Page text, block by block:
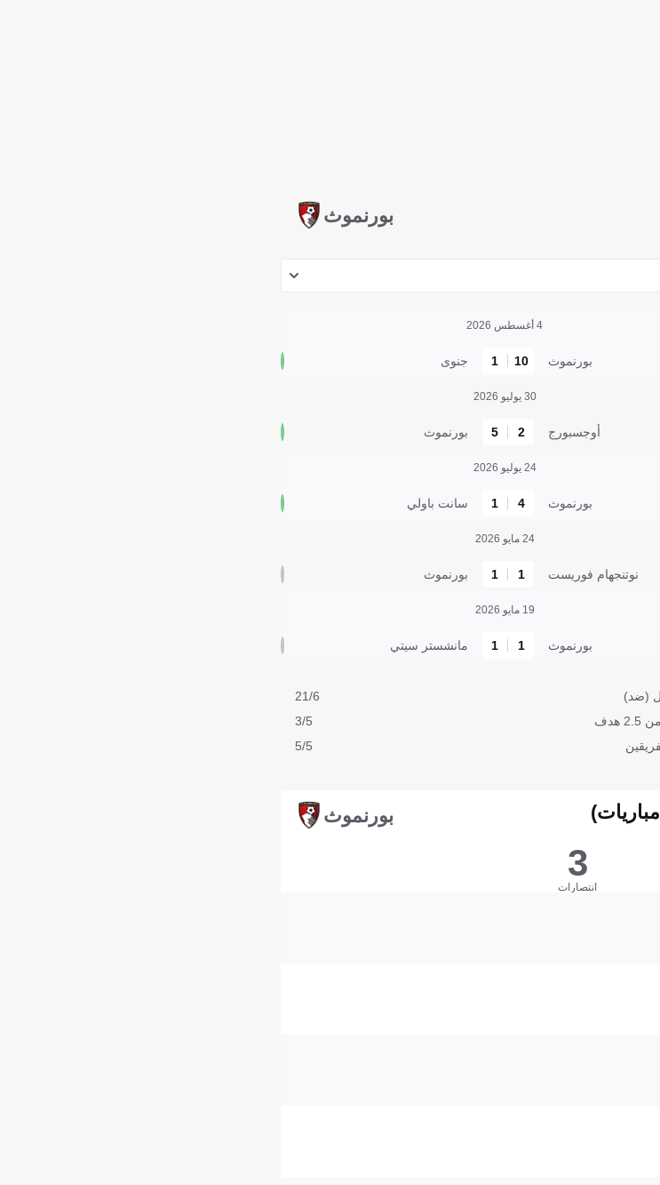
بورنموث
4 أغسطس 2026
بورنموث 10
1 جنوى
30 يوليو 2026
أوجسبورج 2
5 بورنموث
24 يوليو 2026
بورنموث 4
1 سانت باولي
24 مايو 2026
نوتنجهام فوريست 1
1 بورنموث
19 مايو 2026
بورنموث 1
1 مانشستر سيتي
(ضد)
21/6
هدف
3/5
5/5
بورنموث
3
انتصارات